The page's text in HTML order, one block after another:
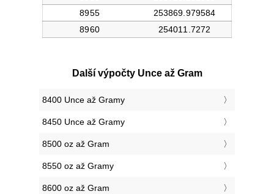
Další výpočty Unce až Gram
8400 Unce až Gramy
8450 Unce až Gramy
8500 oz až Gram
8550 oz až Gramy
8600 oz až Gram